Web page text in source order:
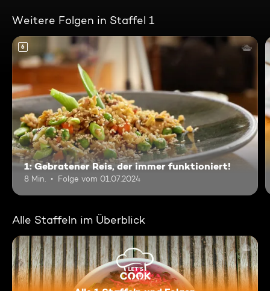
Weitere Folgen in Staffel 1
6
1: Gebratener Reis, der immer funktioniert!
8 Min. Folge vom 01.07.2024
Alle Staffeln im Überblick